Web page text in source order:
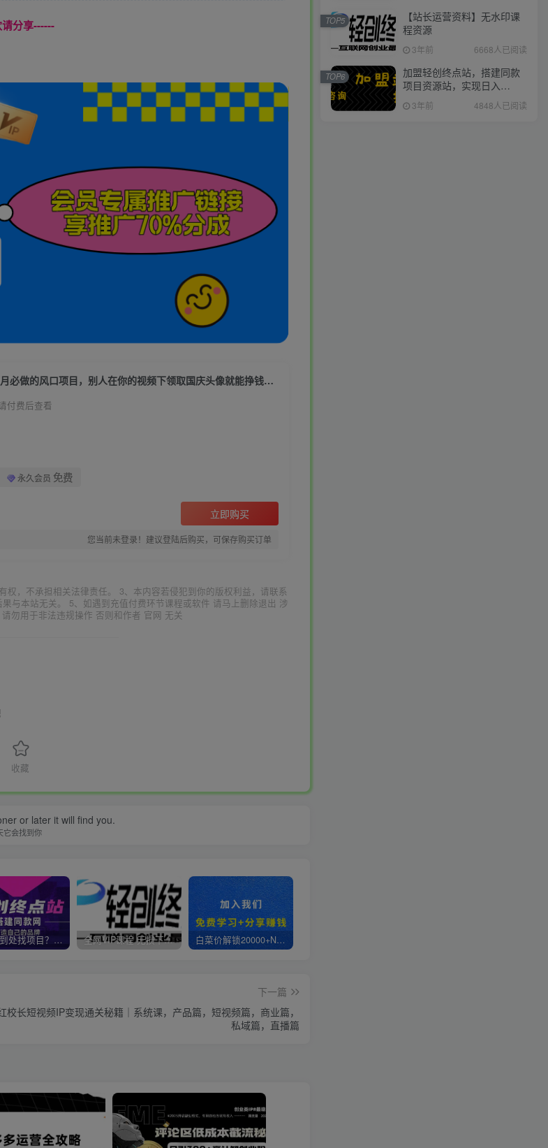
分享------
国庆节头像项目，9月必做的风口项目，别人在你的视频下领取国庆头像就能挣钱【揭秘】
付费后查看
永久会员 免费
立即购买
您当前未登录！建议登陆后购买，可保存购买订单
，不承担相关法律责任。 3、本内容若侵犯到你的版权利益，请联系
与本站无关。 5、如遇到充值付费环节课程或软件 请马上删除退出 涉
勿用于非法违规操作 否则和作者 官网 无关
收藏
or later it will find you.
它会找到你
你还在到处找项目？还在当韭菜？我靠卖项目一个月收入5万+，曾经我也是个失败者。 全网VIP课程 无损下载~ 白菜价解锁20000+N个赚钱机会，加入轻创终点站会员，全站资源免费学习。
下一篇
校长短视频IP变现通关秘籍｜系统课，产品篇，短视频篇，商业篇，
私域篇，直播篇
【站长运营资料】无水印课
程资源
3年前 6668人已阅读
TOP5
加盟轻创终点站，搭建同款
项目资源站，实现日入
2000+
3年前 4848人已阅读
TOP6